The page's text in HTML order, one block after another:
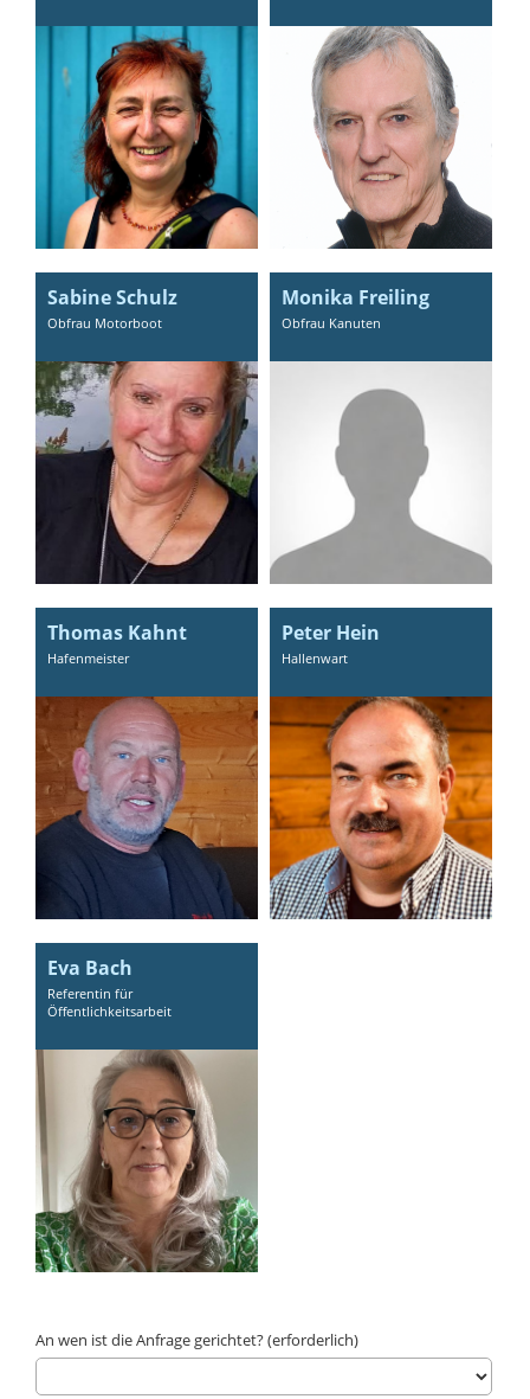
Sabine Schulz
Obfrau Motorboot
Monika Freiling
Obfrau Kanuten
Thomas Kahnt
Hafenmeister
Peter Hein
Hallenwart
Eva Bach
Referentin für
Öffentlichkeitsarbeit
An wen ist die Anfrage gerichtet? (erforderlich)